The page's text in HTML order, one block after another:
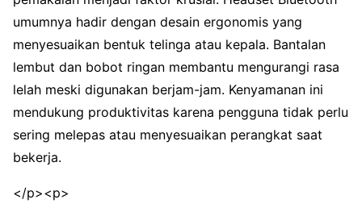
umumnya hadir dengan desain ergonomis yang
menyesuaikan bentuk telinga atau kepala. Bantalan
lembut dan bobot ringan membantu mengurangi rasa
lelah meski digunakan berjam-jam. Kenyamanan ini
mendukung produktivitas karena pengguna tidak perlu
sering melepas atau menyesuaikan perangkat saat
bekerja.
</p><p>